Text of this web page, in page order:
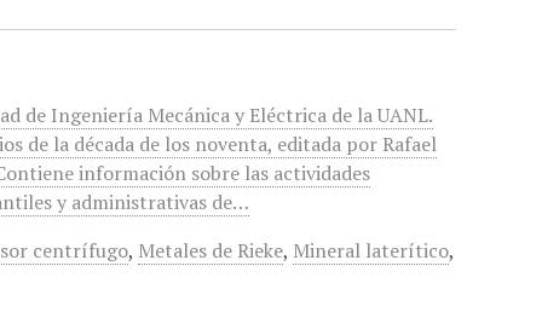
de Ingeniería Mecánica y Eléctrica de la UANL.
de la década de los noventa, editada por Rafael
información sobre las actividades
y administrativas de…
centrífugo, Metales de Rieke, Mineral laterítico,